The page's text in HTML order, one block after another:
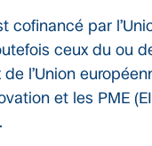
cofinancé par
ceux du ou
l’Union
et les PME